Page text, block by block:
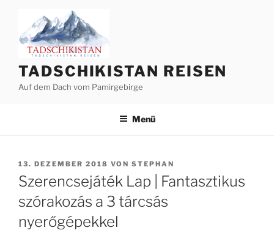
springen
TADSCHIKISTAN REISEN
Auf dem Dach vom Pamirgebirge
Menü
VERÖFFENTLICHT
AM
13. DEZEMBER 2018 VON STEPHAN
Szerencsejáték Lap | Fantasztikus
szórakozás a 3 tárcsás
nyerőgépekkel